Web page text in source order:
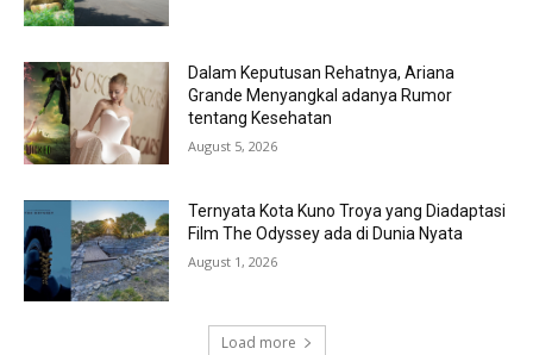
Dalam Keputusan Rehatnya, Ariana
Grande Menyangkal adanya Rumor
tentang Kesehatan
August 5, 2026
Ternyata Kota Kuno Troya yang Diadaptasi
Film The Odyssey ada di Dunia Nyata
August 1, 2026
Load more